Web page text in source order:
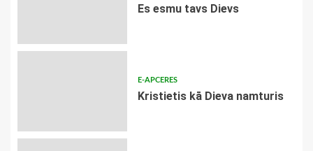
Es esmu tavs Dievs
E-APCERES
Kristietis kā Dieva namturis